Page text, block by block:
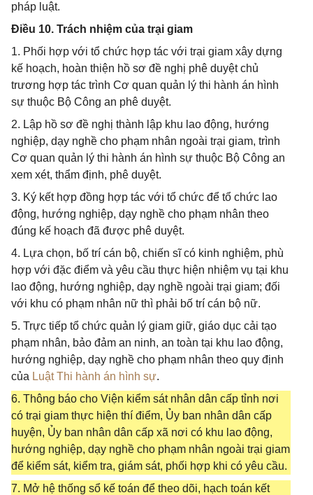
pháp luật.
Điều 10. Trách nhiệm của trại giam
1. Phối hợp với tổ chức hợp tác với trại giam xây dựng
kế hoạch, hoàn thiện hồ sơ đề nghị phê duyệt chủ
trương hợp tác trình Cơ quan quản lý thi hành án hình
sự thuộc Bộ Công an phê duyệt.
2. Lập hồ sơ đề nghị thành lập khu lao động, hướng
nghiệp, dạy nghề cho phạm nhân ngoài trại giam, trình
Cơ quan quản lý thi hành án hình sự thuộc Bộ Công an
xem xét, thẩm định, phê duyệt.
3. Ký kết hợp đồng hợp tác với tổ chức để tổ chức lao
động, hướng nghiệp, dạy nghề cho phạm nhân theo
đúng kế hoạch đã được phê duyệt.
4. Lựa chọn, bố trí cán bộ, chiến sĩ có kinh nghiệm, phù
hợp với đặc điểm và yêu cầu thực hiện nhiệm vụ tại khu
lao động, hướng nghiệp, dạy nghề ngoài trại giam; đối
với khu có phạm nhân nữ thì phải bố trí cán bộ nữ.
5. Trực tiếp tổ chức quản lý giam giữ, giáo dục cải tạo
phạm nhân, bảo đảm an ninh, an toàn tại khu lao động,
hướng nghiệp, dạy nghề cho phạm nhân theo quy định
của Luật Thi hành án hình sự.
6. Thông báo cho Viện kiểm sát nhân dân cấp tỉnh nơi
có trại giam thực hiện thí điểm, Ủy ban nhân dân cấp
huyện, Ủy ban nhân dân cấp xã nơi có khu lao động,
hướng nghiệp, dạy nghề cho phạm nhân ngoài trại giam
để kiểm sát, kiểm tra, giám sát, phối hợp khi có yêu cầu.
7. Mở hệ thống sổ kế toán để theo dõi, hạch toán kết